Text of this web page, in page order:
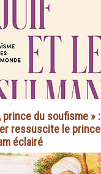
prince du soufisme » :
ressuscite le prince
éclairé